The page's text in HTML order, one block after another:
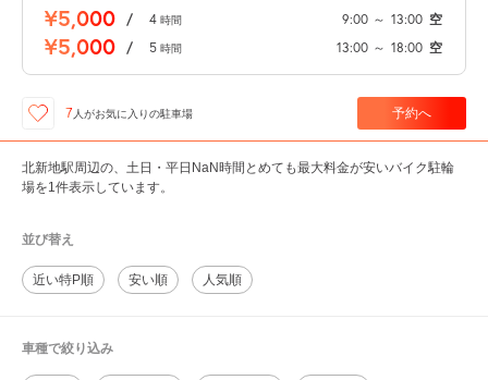
¥5,000 / 4 時間 9:00 ～ 13:00 空
¥5,000 / 5 時間 13:00 ～ 18:00 空
7 人がお気に入りの駐車場 予約へ
北新地駅周辺の、土日・平日NaN時間とめても最大料金が安いバイク駐輪
場を1件表示しています。
並び替え
近い特P順 安い順 人気順
車種で絞り込み